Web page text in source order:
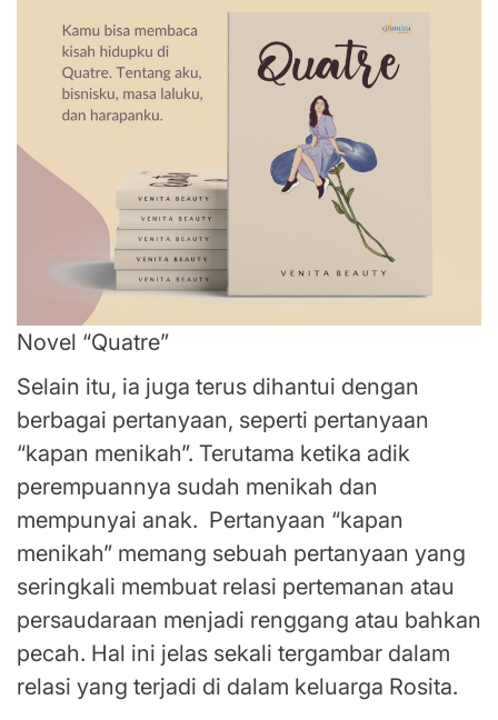
Novel “Quatre”
Selain itu, ia juga terus dihantui dengan
berbagai pertanyaan, seperti pertanyaan
“kapan menikah”. Terutama ketika adik
perempuannya sudah menikah dan
mempunyai anak. Pertanyaan “kapan
menikah” memang sebuah pertanyaan yang
seringkali membuat relasi pertemanan atau
persaudaraan menjadi renggang atau bahkan
pecah. Hal ini jelas sekali tergambar dalam
relasi yang terjadi di dalam keluarga Rosita.